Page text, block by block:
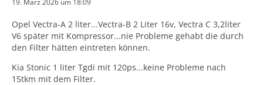
Opel Vectra-A 2 liter...Vectra-B 2 Liter 16v, Vectra C 3,2liter
V6 später mit Kompressor...nie Probleme gehabt die durch
den Filter hätten eintreten können.
Kia Stonic 1 liter Tgdi mit 120ps...keine Probleme nach
15tkm mit dem Filter.